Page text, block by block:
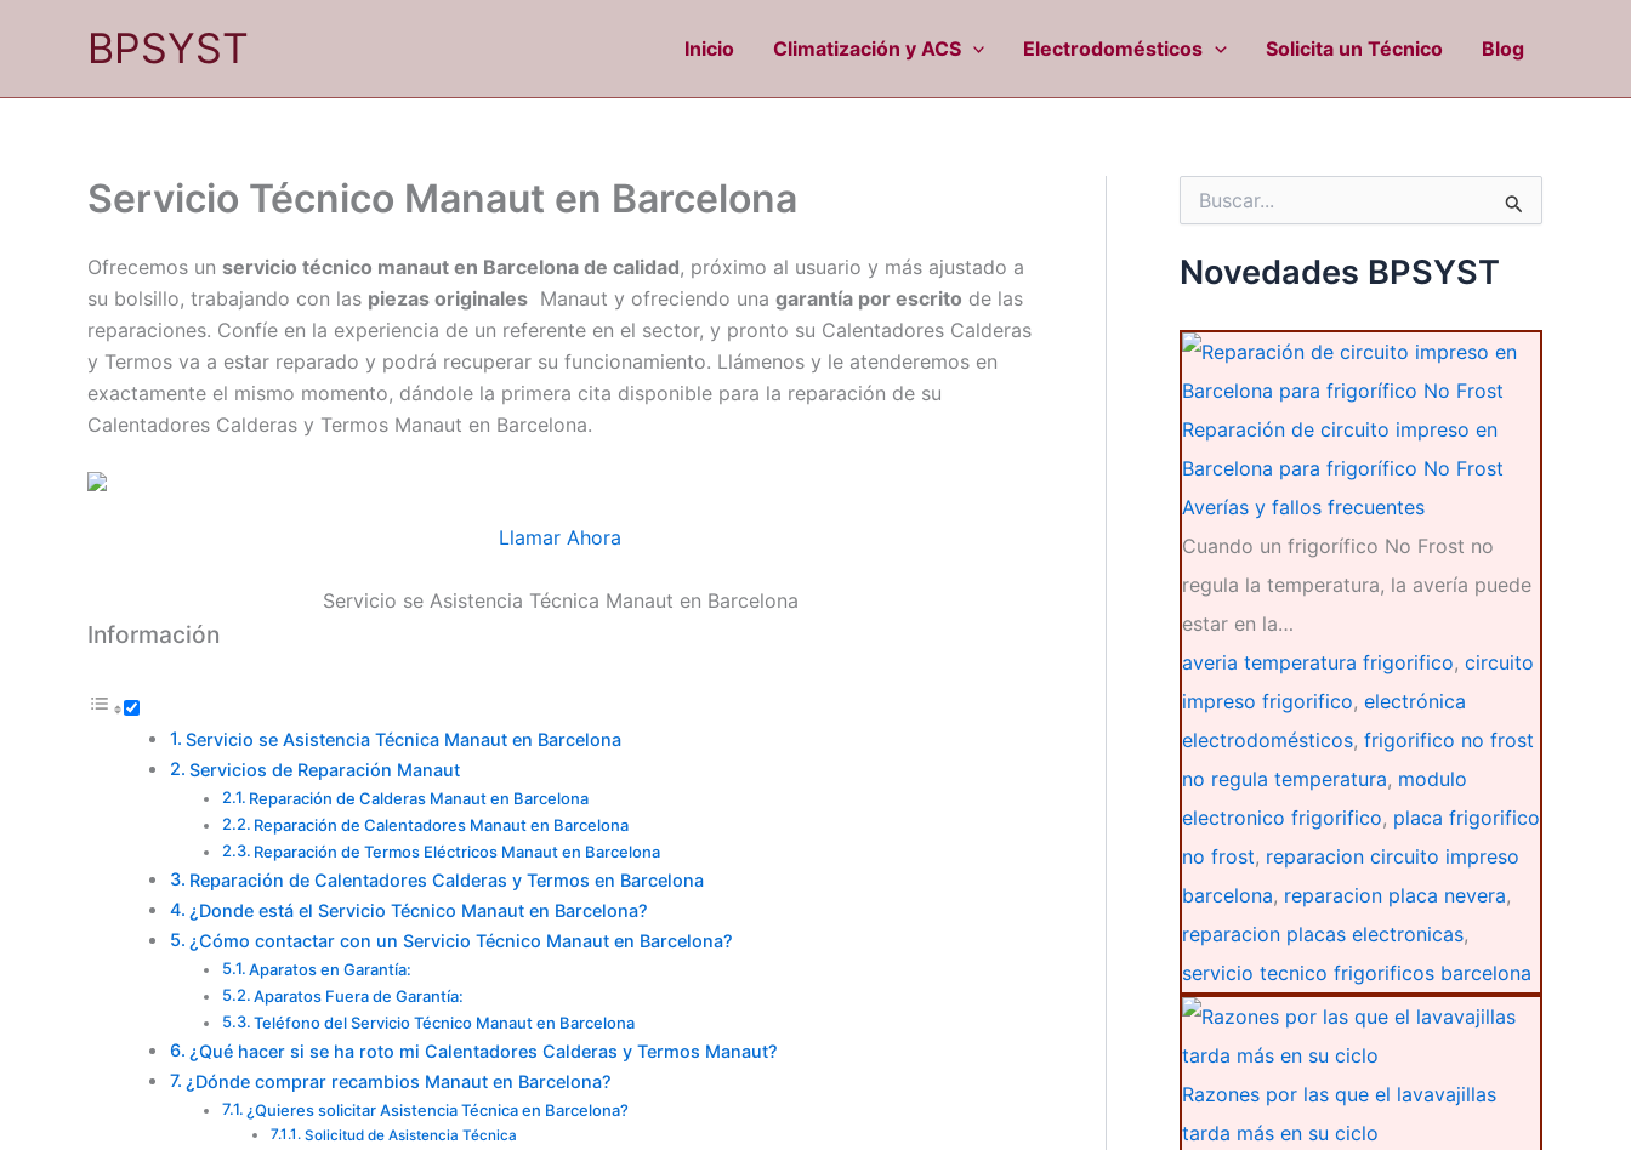
BPSYST Inicio Climatización y ACS Electrodomésticos Solicita un Técnico Blog
Servicio Técnico Manaut en Barcelona
Ofrecemos un servicio técnico manaut en Barcelona de calidad, próximo al usuario y más ajustado a
su bolsillo, trabajando con las piezas originales Manaut y ofreciendo una garantía por escrito de las
reparaciones. Confíe en la experiencia de un referente en el sector, y pronto su Calentadores Calderas
y Termos va a estar reparado y podrá recuperar su funcionamiento. Llámenos y le atenderemos en
exactamente el mismo momento, dándole la primera cita disponible para la reparación de su
Calentadores Calderas y Termos Manaut en Barcelona.
Llamar Ahora
Servicio se Asistencia Técnica Manaut en Barcelona
Información
Servicio se Asistencia Técnica Manaut en Barcelona
Servicios de Reparación Manaut
Reparación de Calderas Manaut en Barcelona
Reparación de Calentadores Manaut en Barcelona
Reparación de Termos Eléctricos Manaut en Barcelona
Reparación de Calentadores Calderas y Termos en Barcelona
¿Donde está el Servicio Técnico Manaut en Barcelona?
¿Cómo contactar con un Servicio Técnico Manaut en Barcelona?
Aparatos en Garantía:
Aparatos Fuera de Garantía:
Teléfono del Servicio Técnico Manaut en Barcelona
¿Qué hacer si se ha roto mi Calentadores Calderas y Termos Manaut?
¿Dónde comprar recambios Manaut en Barcelona?
¿Quieres solicitar Asistencia Técnica en Barcelona?
Solicitud de Asistencia Técnica
c
a
p
o
r
Novedades BPSYST
Reparación de circuito impreso en
Barcelona para frigorífico No Frost
Averías y fallos frecuentes
Cuando un frigorífico No Frost no
regula la temperatura, la avería puede
estar en la…
averia temperatura frigorifico, circuito
impreso frigorifico, electrónica
electrodomésticos, frigorifico no frost
no regula temperatura, modulo
electronico frigorifico, placa frigorifico
no frost, reparacion circuito impreso
barcelona, reparacion placa nevera,
reparacion placas electronicas,
servicio tecnico frigorificos barcelona
Razones por las que el lavavajillas
tarda más en su ciclo